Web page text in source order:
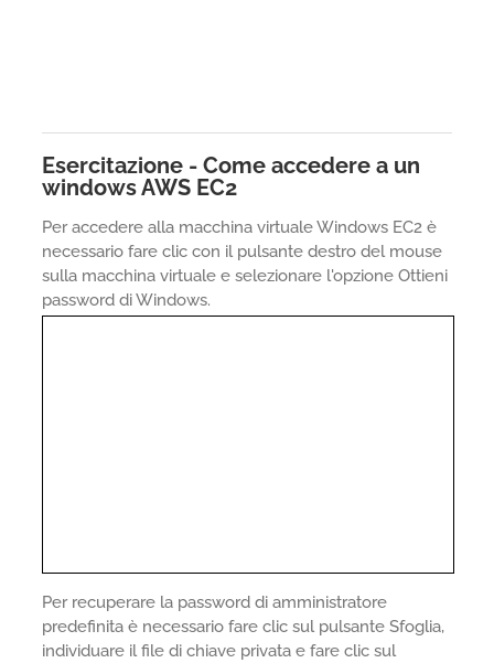
Esercitazione - Come accedere a un
windows AWS EC2
Per accedere alla macchina virtuale Windows EC2 è
necessario fare clic con il pulsante destro del mouse
sulla macchina virtuale e selezionare l'opzione Ottieni
password di Windows.
Per recuperare la password di amministratore
predefinita è necessario fare clic sul pulsante Sfoglia,
individuare il file di chiave privata e fare clic sul